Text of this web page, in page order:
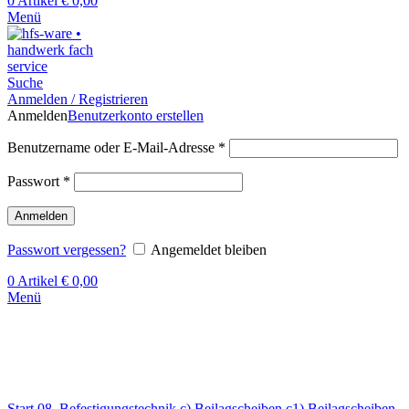
Menü
Suche
Anmelden / Registrieren
AnmeldenBenutzerkonto erstellen
Benutzername oder E-Mail-Adresse *
Passwort *
Anmelden
Passwort vergessen?
Angemeldet bleiben
0 Artikel € 0,00
Menü